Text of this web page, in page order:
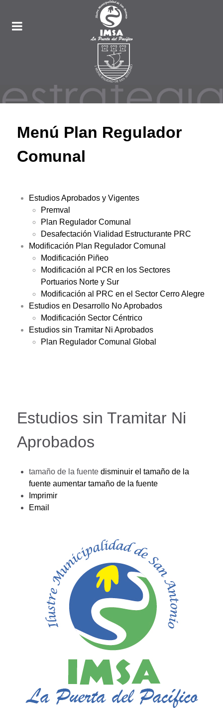
Menú Plan Regulador
Comunal
Estudios Aprobados y Vigentes
Premval
Plan Regulador Comunal
Desafectación Vialidad Estructurante PRC
Modificación Plan Regulador Comunal
Modificación Piñeo
Modificación al PCR en los Sectores
Portuarios Norte y Sur
Modificación al PRC en el Sector Cerro Alegre
Estudios en Desarrollo No Aprobados
Modificación Sector Céntrico
Estudios sin Tramitar Ni Aprobados
Plan Regulador Comunal Global
Estudios sin Tramitar Ni
Aprobados
tamaño de la fuente disminuir el tamaño de la
fuente aumentar tamaño de la fuente
Imprimir
Email